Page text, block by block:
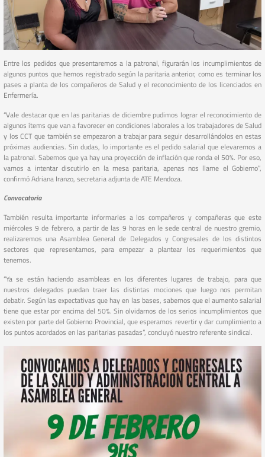
Entre los pedidos que presentaremos a la patronal, figurarán los incumplimientos de
algunos puntos que hemos registrado según la paritaria anterior, como es terminar los
pases a planta de los compañeros de Salud y el reconocimiento de los licenciados en
Enfermería.
“Vale destacar que en las paritarias de diciembre pudimos lograr el reconocimiento de
algunos ítems que van a favorecer en condiciones laborales a los trabajadores de Salud
y los CCT que también se empezaron a trabajar para seguir desarrollándolos en estas
próximas audiencias. Sin dudas, lo importante es el pedido salarial que elevaremos a
la patronal. Sabemos que ya hay una proyección de inflación que ronda el 50%. Por eso,
vamos a intentar discutirlo en la mesa paritaria, apenas nos llame el Gobierno”,
confirmó Adriana Iranzo, secretaria adjunta de ATE Mendoza.
Convocatoria
También resulta importante informarles a los compañeros y compañeras que este
miércoles 9 de febrero, a partir de las 9 horas en le sede central de nuestro gremio,
realizaremos una Asamblea General de Delegados y Congresales de los distintos
sectores que representamos, para empezar a plantear los requerimientos que
tenemos.
“Ya se están haciendo asambleas en los diferentes lugares de trabajo, para que
nuestros delegados puedan traer las distintas mociones que luego nos permitan
debatir. Según las expectativas que hay en las bases, sabemos que el aumento salarial
tiene que estar por encima del 50%. Sin olvidarnos de los serios incumplimientos que
existen por parte del Gobierno Provincial, que esperamos revertir y dar cumplimiento a
los puntos acordados en las paritarias pasadas”, concluyó nuestro referente sindical.